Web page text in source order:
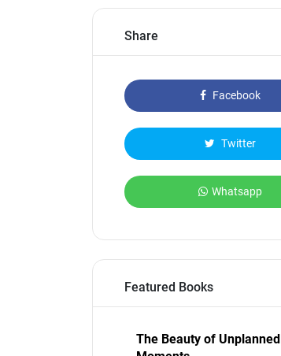
Share
Facebook
Twitter
Whatsapp
Featured Books
The Beauty of Unplanned